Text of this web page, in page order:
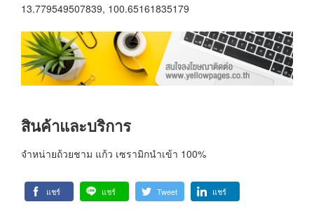
13.779549507839, 100.65161835179
สินค้าและบริการ
จำหน่ายถ้วยชาม แก้ว เซรามิกนำเข้า 100%
แชร์ แชร์ Tweet แชร์